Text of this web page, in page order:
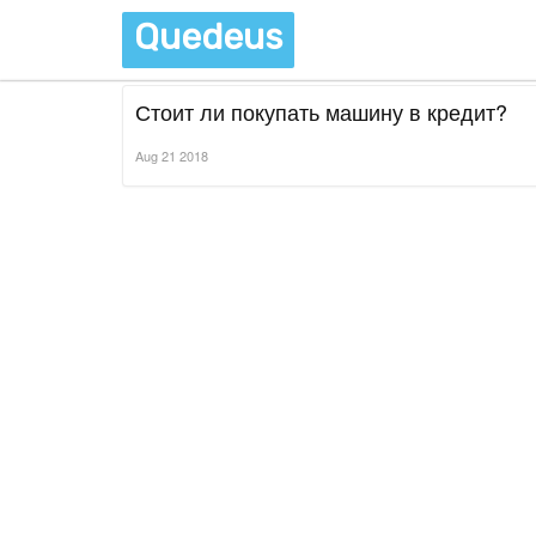
Quedeus
Стоит ли покупать машину в кредит?
Aug 21 2018